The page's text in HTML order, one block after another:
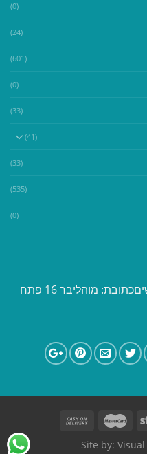
(0)
(24)
(601)
(0)
(33)
(41)
(33)
(535)
(0)
​​MenZone כשמציאות ודמיון נפגשים​ כתובת: מוהליבר 16 פתח
Site by: Visual